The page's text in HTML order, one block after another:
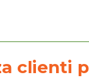
clienti